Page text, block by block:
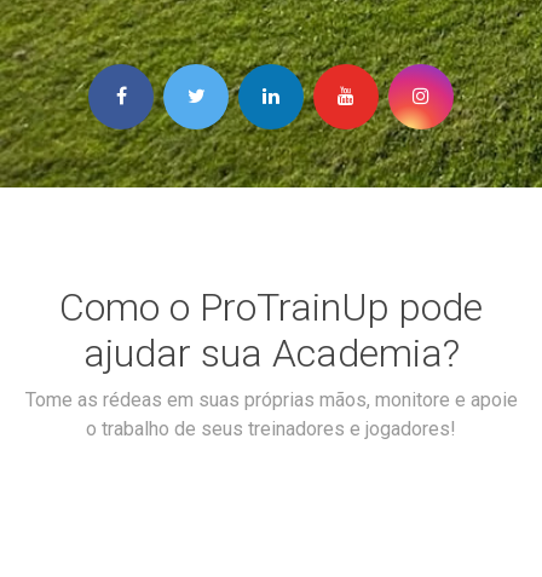
Como o ProTrainUp pode
ajudar sua Academia?
Tome as rédeas em suas próprias mãos, monitore e apoie
o trabalho de seus treinadores e jogadores!